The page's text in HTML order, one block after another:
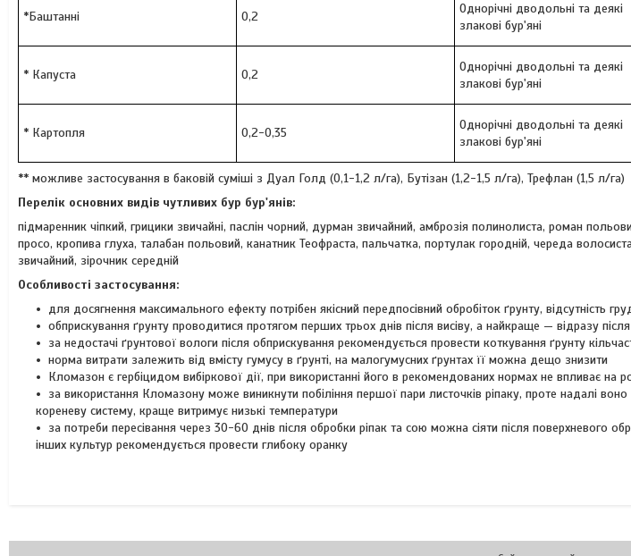
*Баштанні 0,2
Однорічні дводольні та деякі
злакові бур'яні
* Капуста 0,2
Однорічні дводольні та деякі
злакові бур'яні
* Картопля 0,2-0,35
Однорічні дводольні та деякі
злакові бур'яні
** можливе застосування в баковій суміші з Дуал Голд (0,1-1,2 л/га), Бутізан (1,2-1,5 л/га), Трефлан (1,5 л/га)
Перелік основних видів чутливих бур бур'янів:
підмаренник чіпкий, грицики звичайні, паслін чорний, дурман звичайний, амброзія полинолиста, роман
просо, кропива глуха, талабан польовий, канатник Теофраста, пальчатка, портулак городній, череда
звичайний, зірочник середній
Особливості застосування:
для досягнення максимального ефекту потрібен якісний передпосівний обробіток ґрунту, відсутність
обприскування ґрунту проводитися протягом перших трьох днів після висіву, а найкраще — відразу після
за недостачі ґрунтової вологи після обприскування рекомендується провести коткування ґрунту
норма витрати залежить від вмісту гумусу в ґрунті, на малогумусних ґрунтах її можна дещо знизити
Кломазон є гербіцидом вибіркової дії, при використанні його в рекомендованих нормах не впливає на
за використання Кломазону може виникнути побіління першої пари листочків ріпаку, проте надалі
кореневу систему, краще витримує низькі температури
за потреби пересівання через 30-60 днів після обробки ріпак та сою можна сіяти після поверхневого
інших культур рекомендується провести глибоку оранку